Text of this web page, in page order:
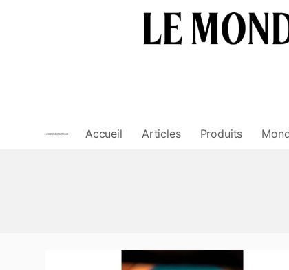
Accueil Articles Produits